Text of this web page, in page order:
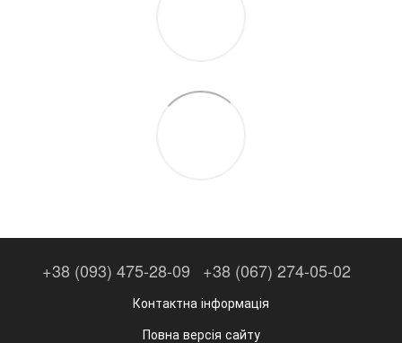
+38 (093) 475-28-09 +38 (067) 274-05-02
Контактна інформація
Повна версія сайту